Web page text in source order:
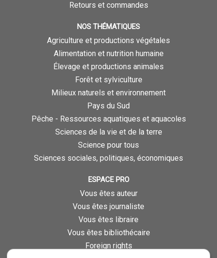
Retours et commandes
NOS THÉMATIQUES
Agriculture et productions végétales
Alimentation et nutrition humaine
Élevage et productions animales
Forêt et sylviculture
Milieux naturels et environnement
Pays du Sud
Pêche - Ressources aquatiques et aquacoles
Sciences de la vie et de la terre
Science pour tous
Sciences sociales, politiques, économiques
ESPACE PRO
Vous êtes auteur
Vous êtes journaliste
Vous êtes libraire
Vous êtes bibliothécaire
Foreign rights